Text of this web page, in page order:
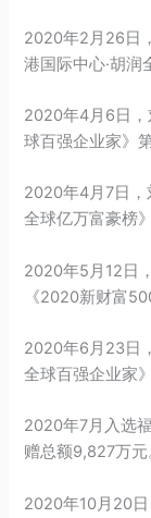
2020年2月26日
港国际中心·胡润
2020年4月6日
球百强企业家》
2020年4月7日
全球亿万富豪榜
2020年5月12日
《2020新财富
2020年6月23日
全球百强企业家
2020年7月入选
赠总额9,827万元
2020年10月20